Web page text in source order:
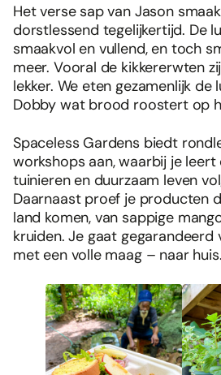
Het verse sap van Jason
dorstlessend tegelijkertijd. De
smaakvol en vullend, en toch
meer. Vooral de kikkererwten
lekker. We eten gezamenlijk de
Dobby wat brood roostert op
Spaceless Gardens biedt
workshops aan, waarbij je
tuinieren en duurzaam leven
Daarnaast proef je producten
land komen, van sappige
kruiden. Je gaat gegarandeerd
met een volle maag – naar huis.